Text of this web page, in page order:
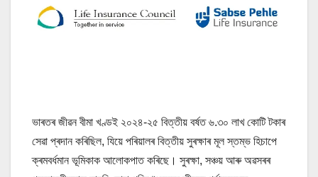
ভাৰতৰ জীৱন বীমা খণ্ডই ২০২৪-২৫ বিত্তীয় বৰ্ষত ৬.৩০ লাখ কোটি টকাৰ
সেৱা প্ৰদান কৰিছিল, যিয়ে পৰিয়ালৰ বিত্তীয় সুৰক্ষাৰ মূল স্তম্ভ হিচাপে
ক্ৰমবৰ্ধমান ভূমিকাক আলোকপাত কৰিছে। সুৰক্ষা, সঞ্চয় আৰু অৱসৰৰ